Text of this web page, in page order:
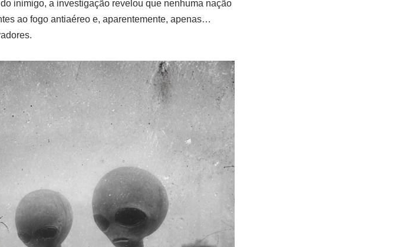
inimigo, a investigação revelou que nenhuma nação
ao fogo antiaéreo e, aparentemente, apenas…